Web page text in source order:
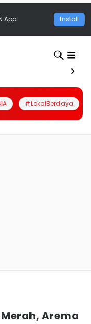
App Install
#LokalBerdaya
Arema